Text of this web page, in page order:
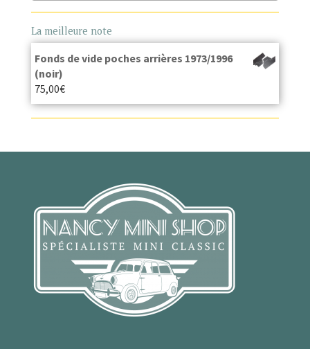
La meilleure note
Fonds de vide poches arrières 1973/1996
(noir)
75,00€